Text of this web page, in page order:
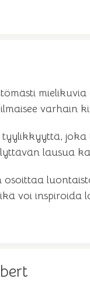
varhain
joka
lausua
osoittaa
voi inspiroida